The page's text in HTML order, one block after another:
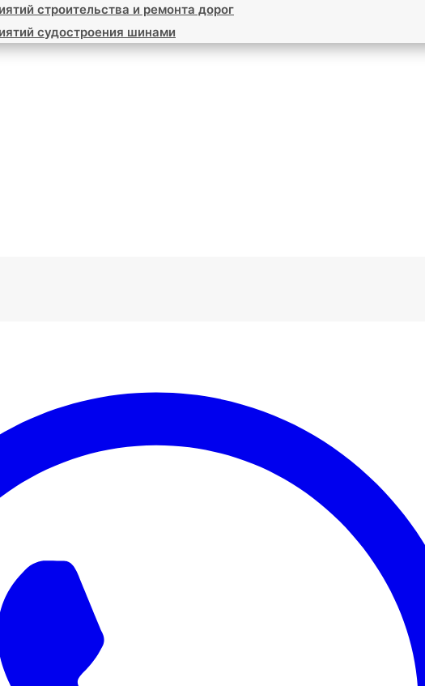
строительства и ремонта дорог
судостроения шинами